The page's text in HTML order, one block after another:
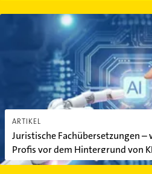
ARTIKEL
Juristische Fachübersetzungen
Profis vor dem Hintergrund von
Juristische Fachübersetzungen –